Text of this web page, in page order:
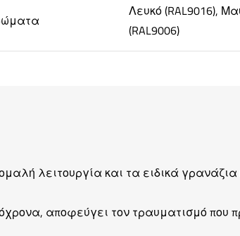
Λευκό (RAL9016),
(RAL9006)
λειτουργία και τα ειδικά
αποφεύγει τον τραυματισμό που